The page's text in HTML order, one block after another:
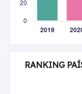
RANKING